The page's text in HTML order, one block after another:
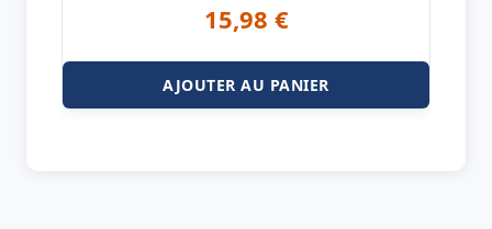
15,98 €
AJOUTER AU PANIER